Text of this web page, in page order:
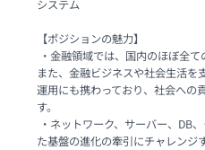
システム
【ポジションの魅力】
また、金融ビジネスや社会生活を
運用にも携わっており、社会への
す。
た基盤の進化の牽引にチャレンジ